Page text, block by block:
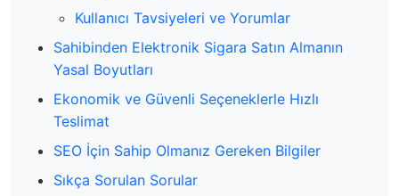
Kullanıcı Tavsiyeleri ve Yorumlar
Sahibinden Elektronik Sigara Satın Almanın
Yasal Boyutları
Ekonomik ve Güvenli Seçeneklerle Hızlı
Teslimat
SEO İçin Sahip Olmanız Gereken Bilgiler
Sıkça Sorulan Sorular